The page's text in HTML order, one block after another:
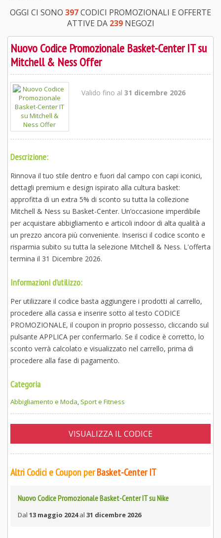
OGGI CI SONO 397CODICI PROMOZIONALI E OFFERTE
ATTIVE DA 239NEGOZI
Nuovo Codice Promozionale Basket-Center IT su
Mitchell & Ness Offer
Valido fino al 31 dicembre 2026
Descrizione:
Rinnova il tuo stile dentro e fuori dal campo con capi iconici,
dettagli premium e design ispirato alla cultura basket:
approfitta di un extra 5% di sconto su tutta la collezione
Mitchell & Ness su Basket-Center. Un’occasione imperdibile
per acquistare abbigliamento e articoli indoor di alta qualità a
un prezzo ancora più conveniente. Inserisci il codice sconto e
risparmia subito su tutta la selezione Mitchell & Ness. L'offerta
termina il 31 Dicembre 2026.
Informazioni d'utilizzo:
Per utilizzare il codice basta aggiungere i prodotti al carrello,
procedere alla cassa e inserire sotto al testo CODICE
PROMOZIONALE, il coupon in proprio possesso, cliccando sul
pulsante APPLICA per confermarlo. Se il codice è corretto, lo
sconto verrà calcolato e visualizzato nel carrello, prima di
procedere alla fase di pagamento.
Categoria
Abbigliamento e Moda, Sport e Fitness
VISUALIZZA IL CODICE
Altri Codici e Coupon perBasket-Center IT
Nuovo Codice Promozionale Basket-Center IT su Nike
Dal 13 maggio 2024al 31 dicembre 2026